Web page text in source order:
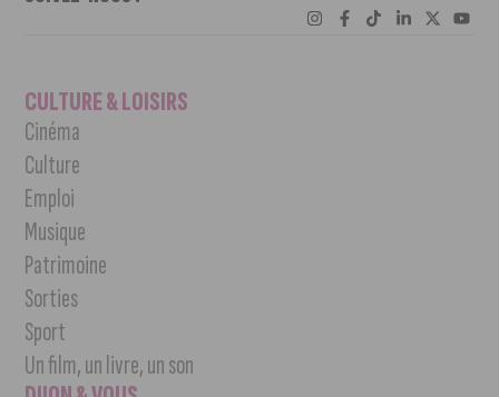
CULTURE & LOISIRS
Cinéma
Culture
Emploi
Musique
Patrimoine
Sorties
Sport
Un film, un livre, un son